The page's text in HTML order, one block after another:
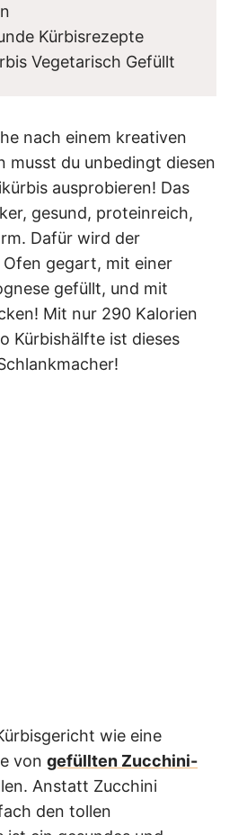
Kürbisrezepte
Vegetarisch Gefüllt
nach einem kreativen
musst du unbedingt diesen
ausprobieren! Das
gesund, proteinreich,
Dafür wird der
gegart, mit einer
gefüllt, und mit
Mit nur 290 Kalorien
Kürbishälfte ist dieses
wie eine
von gefüllten Zucchini-
Anstatt Zucchini
den tollen